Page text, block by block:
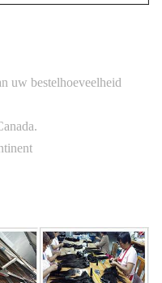
uw bestelhoeveelheid